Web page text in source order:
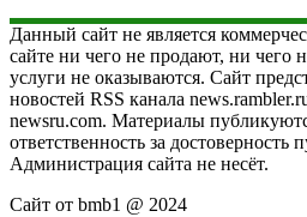
Данный сайт не является
сайте ни чего не продают, ни чего
услуги не оказываются. Сайт
новостей RSS канала
newsru.com. Материалы
ответственность за достоверность
Администрация сайта не несёт.
Сайт от bmb1 @ 2024